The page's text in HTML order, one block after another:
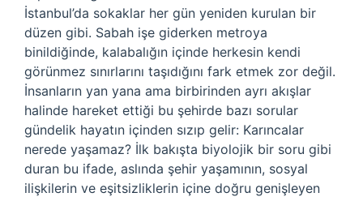
İstanbul’da sokaklar her gün yeniden kurulan bir
düzen gibi. Sabah işe giderken metroya
binildiğinde, kalabalığın içinde herkesin kendi
görünmez sınırlarını taşıdığını fark etmek zor değil.
İnsanların yan yana ama birbirinden ayrı akışlar
halinde hareket ettiği bu şehirde bazı sorular
gündelik hayatın içinden sızıp gelir: Karıncalar
nerede yaşamaz? İlk bakışta biyolojik bir soru gibi
duran bu ifade, aslında şehir yaşamının, sosyal
ilişkilerin ve eşitsizliklerin içine doğru genişleyen